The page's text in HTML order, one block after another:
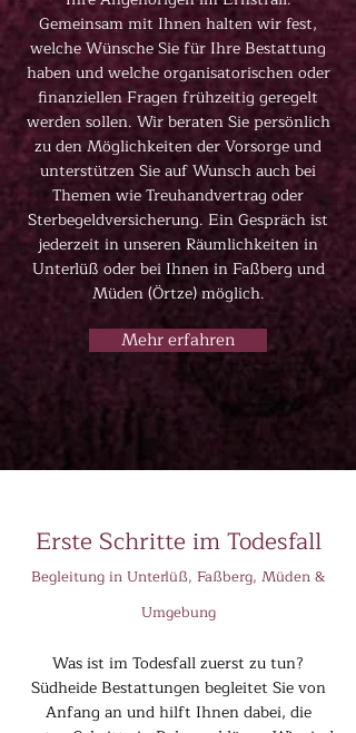
Gemeinsam mit Ihnen halten wir fest,
welche Wünsche Sie für Ihre Bestattung
haben und welche organisatorischen oder
finanziellen Fragen frühzeitig geregelt
werden sollen. Wir beraten Sie persönlich
zu den Möglichkeiten der Vorsorge und
unterstützen Sie auf Wunsch auch bei
Themen wie Treuhandvertrag oder
Sterbegeldversicherung. Ein Gespräch ist
jederzeit in unseren Räumlichkeiten in
Unterlüß oder bei Ihnen in Faßberg und
Müden (Örtze) möglich.
Mehr erfahren
Erste Schritte im Todesfall
Begleitung in Unterlüß, Faßberg, Müden &
Umgebung
Was ist im Todesfall zuerst zu tun?
Südheide Bestattungen begleitet Sie von
Anfang an und hilft Ihnen dabei, die